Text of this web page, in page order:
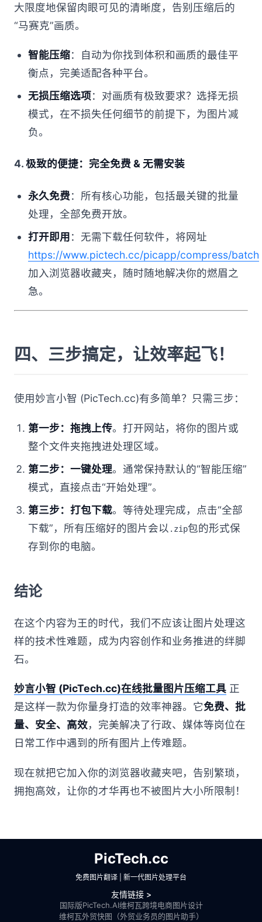
大限度地保留肉眼可见的清晰度，告别压缩后的
“马赛克”画质。
智能压缩：自动为你找到体积和画质的最佳平
衡点，完美适配各种平台。
无损压缩选项：对画质有极致要求？选择无损
模式，在不损失任何细节的前提下，为图片减
负。
4.极致的便捷：完全免费 & 无需安装
永久免费：所有核心功能，包括最关键的批量
处理，全部免费开放。
打开即用 ：无需下载任何软件，将网址
https://www.pictech.cc/picapp/compress/batch
加入浏览器收藏夹，随时随地解决你的燃眉之
急。
四、三步搞定，让效率起飞！
使用妙言小智 (PicTech.cc)有多简单？只需三步：
第一步：拖拽上传。打开网站，将你的图片或
整个文件夹拖拽进处理区域。
第二步：一键处理。通常保持默认的“智能压缩”
模式，直接点击“开始处理”。
第三步：打包下载。等待处理完成，点击“全部
下载”，所有压缩好的图片会以 .zip包的形式保
存到你的电脑。
结论
在这个内容为王的时代，我们不应该让图片处理这
样的技术性难题，成为内容创作和业务推进的绊脚
石。
妙言小智 (PicTech.cc)在线批量图片压缩工具 正
是这样一款为你量身打造的效率神器。它免费、批
量、安全、高效，完美解决了行政、媒体等岗位在
日常工作中遇到的所有图片上传难题。
现在就把它加入你的浏览器收藏夹吧，告别繁琐，
拥抱高效，让你的才华再也不被图片大小所限制！
PicTech.cc
免费图片翻译 | 新一代图片处理平台
友情链接 >
国际版PicTech.AI维柯瓦跨境电商图片设计
维柯瓦外贸快图（外贸业务员的图片助手）